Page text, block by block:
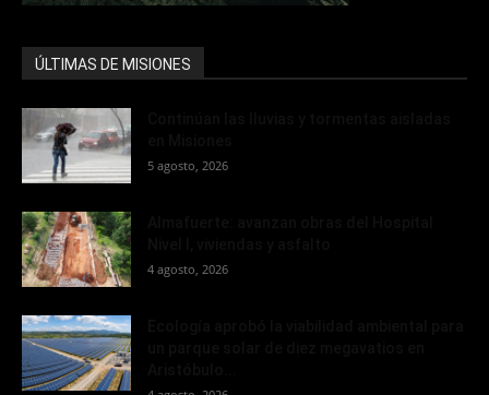
ÚLTIMAS DE MISIONES
5 agosto, 2026
4 agosto, 2026